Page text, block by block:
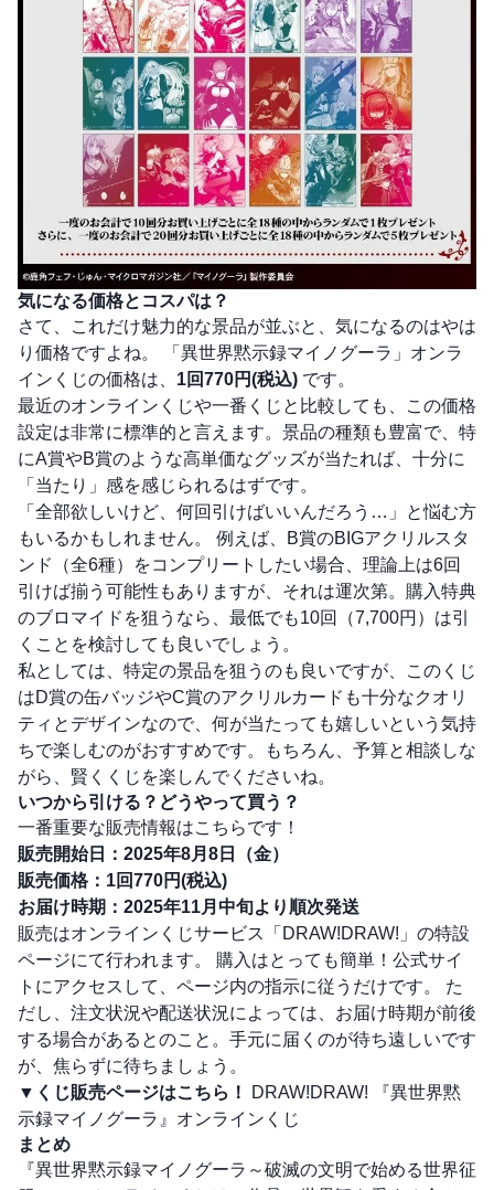
気になる価格とコスパは？
さて、これだけ魅力的な景品が並ぶと、気になるのはやは
り価格ですよね。 「異世界黙示録マイノグーラ」オンラ
インくじの価格は、 1回770円(税込) です。
最近のオンラインくじや一番くじと比較しても、この価格
設定は非常に標準的と言えます。景品の種類も豊富で、特
にA賞やB賞のような高単価なグッズが当たれば、十分に
「当たり」感を感じられるはずです。
「全部欲しいけど、何回引けばいいんだろう…」と悩む方
もいるかもしれません。 例えば、B賞のBIGアクリルスタ
ンド（全6種）をコンプリートしたい場合、理論上は6回
引けば揃う可能性もありますが、それは運次第。購入特典
のブロマイドを狙うなら、最低でも10回（7,700円）は引
くことを検討しても良いでしょう。
私としては、特定の景品を狙うのも良いですが、このくじ
はD賞の缶バッジやC賞のアクリルカードも十分なクオリ
ティとデザインなので、何が当たっても嬉しいという気持
ちで楽しむのがおすすめです。もちろん、予算と相談しな
がら、賢くくじを楽しんでくださいね。
いつから引ける？どうやって買う？
一番重要な販売情報はこちらです！
販売開始日：2025年8月8日（金）
販売価格：1回770円(税込)
お届け時期：2025年11月中旬より順次発送
販売はオンラインくじサービス「DRAW!DRAW!」の特設
ページにて行われます。 購入はとっても簡単！公式サイ
トにアクセスして、ページ内の指示に従うだけです。 た
だし、注文状況や配送状況によっては、お届け時期が前後
する場合があるとのこと。手元に届くのが待ち遠しいです
が、焦らずに待ちましょう。
▼くじ販売ページはこちら！
DRAW!DRAW! 『異世界黙
示録マイノグーラ』オンラインくじ
まとめ
『異世界黙示録マイノグーラ～破滅の文明で始める世界征